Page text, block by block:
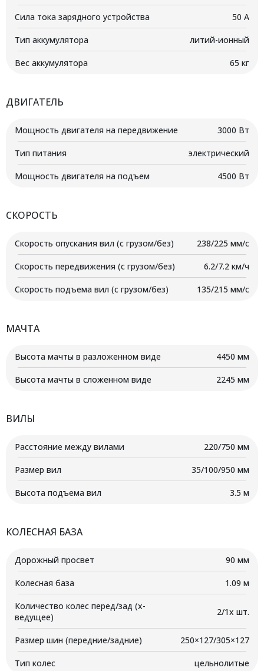
Сила тока зарядного устройства 50 А
Тип аккумулятора литий-ионный
Вес аккумулятора 65 кг
ДВИГАТЕЛЬ
Мощность двигателя на передвижение 3000 Вт
Тип питания электрический
Мощность двигателя на подъем 4500 Вт
СКОРОСТЬ
Скорость опускания вил (с грузом/без) 238/225 мм/с
Скорость передвижения (с грузом/без) 6.2/7.2 км/ч
Скорость подъема вил (с грузом/без) 135/215 мм/с
МАЧТА
Высота мачты в разложенном виде 4450 мм
Высота мачты в сложенном виде 2245 мм
ВИЛЫ
Расстояние между вилами 220/750 мм
Размер вил 35/100/950 мм
Высота подъема вил 3.5 м
КОЛЕСНАЯ БАЗА
Дорожный просвет 90 мм
Колесная база 1.09 м
Количество колес перед/зад (x-
ведущее)
2/1x шт.
Размер шин (передние/задние) 250×127/305×127
Тип колес цельнолитые